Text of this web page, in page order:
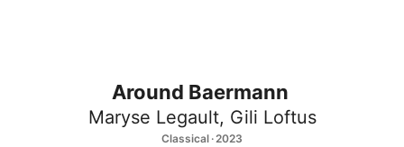
Around Baermann
Maryse Legault, Gili Loftus
Classical · 2023